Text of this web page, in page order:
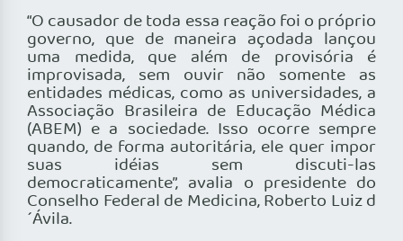
“O causador de toda essa reação foi o próprio
governo, que de maneira açodada lançou
uma medida, que além de provisória é
improvisada, sem ouvir não somente as
entidades médicas, como as universidades, a
Associação Brasileira de Educação Médica
(ABEM) e a sociedade. Isso ocorre sempre
quando, de forma autoritária, ele quer impor
suas idéias sem discuti-las
democraticamente”, avalia o presidente do
Conselho Federal de Medicina, Roberto Luiz d
´Ávila.